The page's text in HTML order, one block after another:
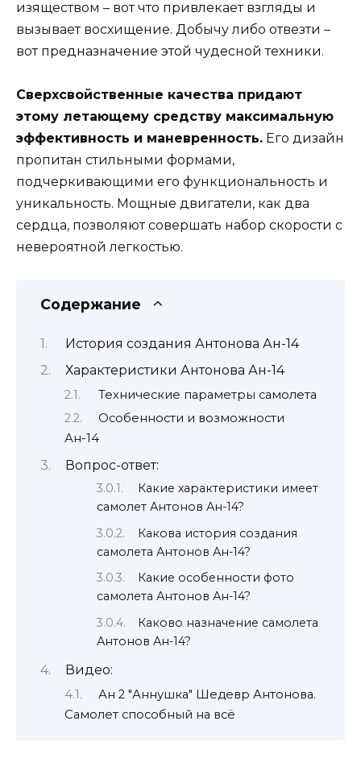
изяществом – вот что привлекает взгляды и
вызывает восхищение. Добычу либо отвезти –
вот предназначение этой чудесной техники.
Сверхсвойственные качества придают
этому летающему средству максимальную
эффективность и маневренность. Его дизайн
пропитан стильными формами,
подчеркивающими его функциональность и
уникальность. Мощные двигатели, как два
сердца, позволяют совершать набор скорости с
невероятной легкостью.
Содержание
История создания Антонова Ан-14
Характеристики Антонова Ан-14
Технические параметры самолета
Особенности и возможности
Ан-14
Вопрос-ответ:
Какие характеристики имеет
самолет Антонов Ан-14?
Какова история создания
самолета Антонов Ан-14?
Какие особенности фото
самолета Антонов Ан-14?
Каково назначение самолета
Антонов Ан-14?
Видео:
Ан 2 "Аннушка" Шедевр Антонова.
Самолет способный на всё